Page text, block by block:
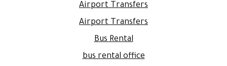
Airport Transfers
Airport Transfers
Bus Rental
bus rental office